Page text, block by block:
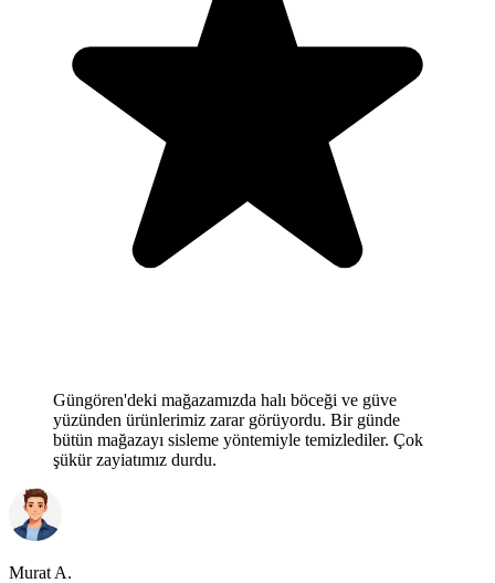
Güngören'deki mağazamızda halı böceği ve güve
yüzünden ürünlerimiz zarar görüyordu. Bir günde
bütün mağazayı sisleme yöntemiyle temizlediler. Çok
şükür zayiatımız durdu.
Murat A.